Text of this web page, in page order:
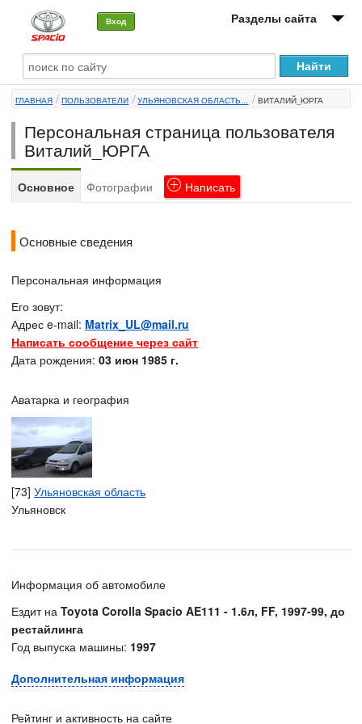
Вход Разделы сайта
О машине
Автоклуб
Форумы
Сервисы и услуги
ГЛАВНАЯ ПОЛЬЗОВАТЕЛИ УЛЬЯНОВСКАЯ ОБЛАСТЬ... ВИТАЛИЙ_ЮРГА
Персональная страница пользователя
Виталий_ЮРГА
Основное Фотографии Написать
Основные сведения
Персональная информация
Его зовут:
Адрес e-mail: Matrix_UL@mail.ru
Написать сообщение через сайт
Дата рождения: 03 июн 1985 г.
Аватарка и география
[73] Ульяновская область
Ульяновск
Информация об автомобиле
Ездит на Toyota Corolla Spacio AE111 - 1.6л, FF, 1997-99, до
рестайлинга
Год выпуска машины: 1997
Дополнительная информация
Рейтинг и активность на сайте